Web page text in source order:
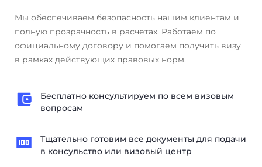
Мы обеспечиваем безопасность нашим клиентам и
полную прозрачность в расчетах. Работаем по
официальному договору и помогаем получить визу
в рамках действующих правовых норм.
Бесплатно консультируем по всем визовым
вопросам
Тщательно готовим все документы для подачи
в консульство или визовый центр